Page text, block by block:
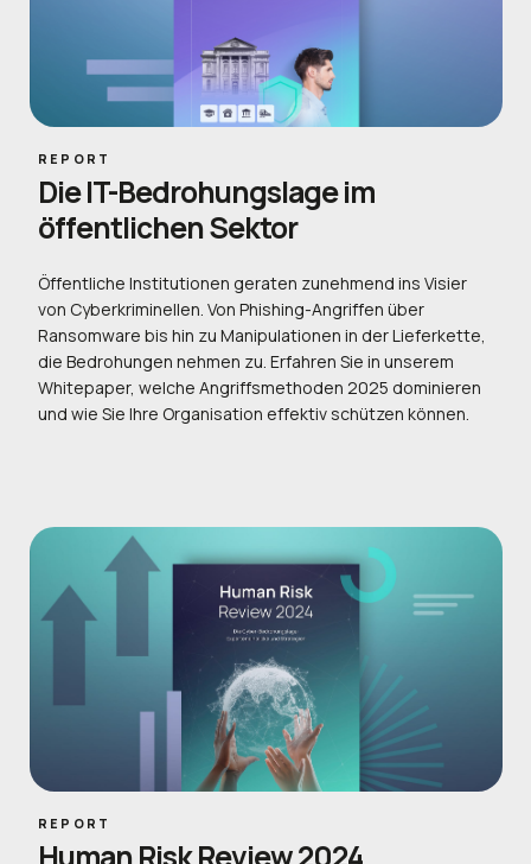
REPORT
Die IT-Bedrohungslage im
öffentlichen Sektor
Öffentliche Institutionen geraten zunehmend ins Visier
von Cyberkriminellen. Von Phishing-Angriffen über
Ransomware bis hin zu Manipulationen in der Lieferkette,
die Bedrohungen nehmen zu. Erfahren Sie in unserem
Whitepaper, welche Angriffsmethoden 2025 dominieren
und wie Sie Ihre Organisation effektiv schützen können.
REPORT